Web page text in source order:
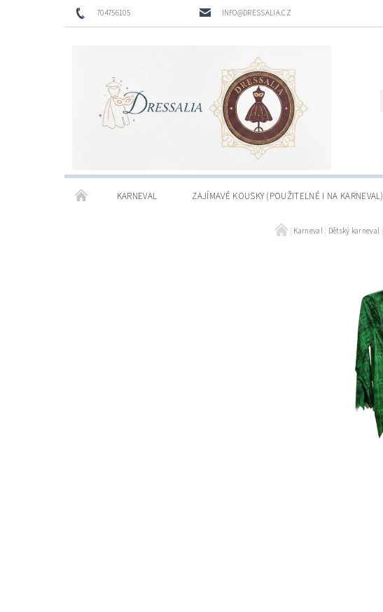
704756105 INFO@DRESSALIA.CZ
KARNEVAL ZAJÍMAVÉ KOUSKY (POUŽITELNÉ I NA KARNEVAL)
Karneval Dětský karneval